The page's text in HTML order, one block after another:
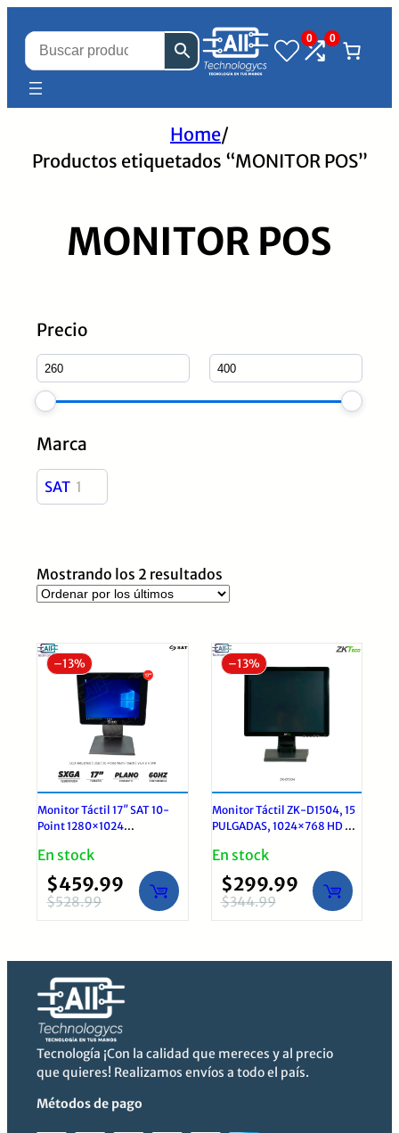
0 0
Home/
Productos etiquetados “MONITOR POS”
MONITOR POS
Precio
Marca
SAT 1
Mostrando los 2 resultados
por
–13%
Monitor Táctil 17″ SAT 10-
Point 1280×1024
En stock
$528.99
original
era:
$528.99.
$459.99
actual
es:
$459.99.
–13%
Monitor Táctil ZK-D1504, 15
PULGADAS, 1024×768 HD –
En stock
$344.99
original
$299.99
actual
Tecnología ¡Con la calidad que mereces y al precio
que quieres! Realizamos envíos a todo el país.
Métodos de pago